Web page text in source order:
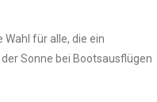
Wahl für alle, die ein
Sonne bei Bootsausflügen